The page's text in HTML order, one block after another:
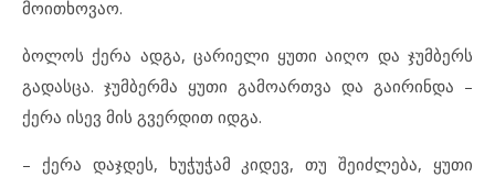
მოითხოვაო.
ბოლოს ქერა ადგა, ცარიელი ყუთი აიღო და ჯუმბერს
გადასცა. ჯუმბერმა ყუთი გამოართვა და გაირინდა –
ქერა ისევ მის გვერდით იდგა.
– ქერა დაჯდეს, ხუჭუჭამ კიდევ, თუ შეიძლება, ყუთი